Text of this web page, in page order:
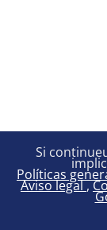
Si
Políticas
Aviso legal